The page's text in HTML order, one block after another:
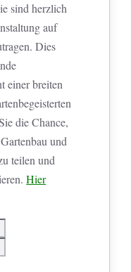
sind herzlich
auf
Dies
einer breiten
die Chance,
und
teilen und
Hier